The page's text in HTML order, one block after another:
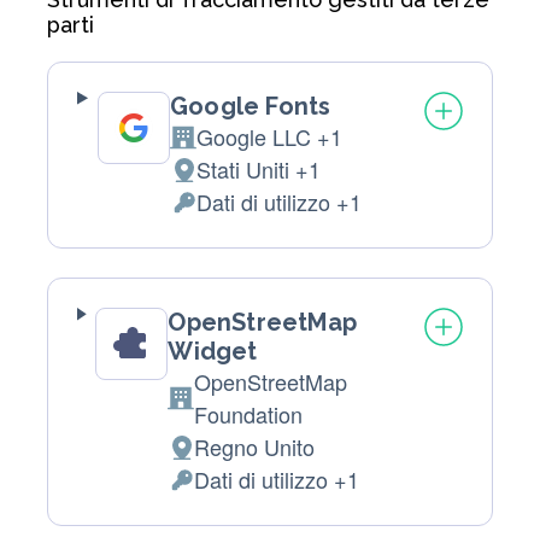
parti
Google Fonts
Azienda:
Google LLC +1
Luogo
del
trattamento:
Stati Uniti +1
Dati
Personali
trattati:
Dati di utilizzo +1
OpenStreetMap
Widget
Azienda:
OpenStreetMap
Foundation
Luogo
del
trattamento:
Regno Unito
Dati
Personali
Dati di utilizzo +1